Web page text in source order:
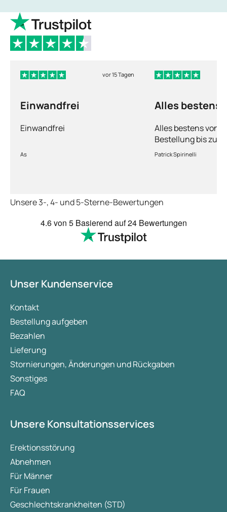
vor 15 Tagen
Einwandfrei
Einwandfrei
As
Alles bestens
Alles bestens von
Bestellung bis zur
Ware sorgfältig
schnelle
Patrick Spirinelli
Unsere 3-, 4- und 5-Sterne-Bewertungen
4.6von 5 Basierend auf24 Bewertungen
Unser Kundenservice
Kontakt
Bestellung aufgeben
Bezahlen
Lieferung
Stornierungen, Änderungen und Rückgaben
Sonstiges
FAQ
Unsere Konsultationsservices
Erektionsstörung
Abnehmen
Für Männer
Für Frauen
Geschlechtskrankheiten (STD)